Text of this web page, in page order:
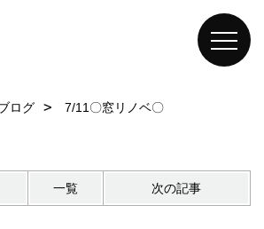
ログ 7/11〇窓リノベ〇
一覧 次の記事